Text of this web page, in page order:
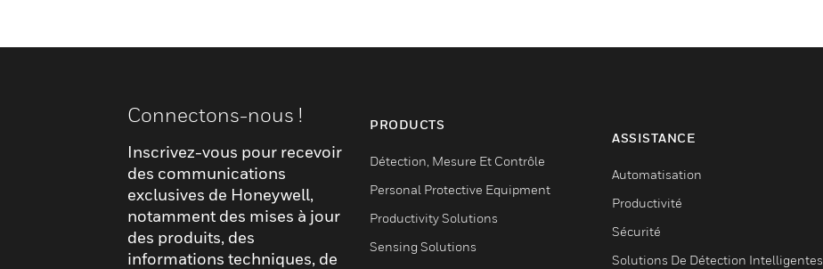
Connectons-nous !
Inscrivez-vous pour recevoir
des communications
exclusives de Honeywell,
notamment des mises à jour
des produits, des
informations techniques, de
PRODUCTS
Détection, Mesure Et Contrôle
Personal Protective Equipment
Productivity Solutions
Sensing Solutions
ASSISTANCE
Automatisation
Productivité
Sécurité
Solutions De Détection Intelligentes